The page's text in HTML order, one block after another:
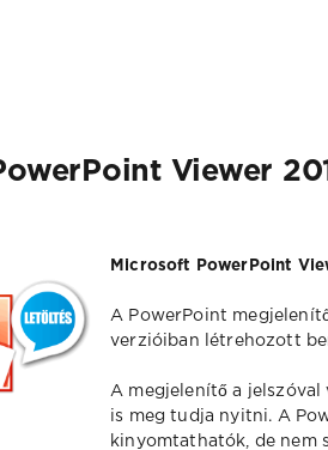
Viewer
Microsoft PowerPoint
A PowerPoint
verzióiban létrehozott
A megjelenítő a
is meg tudja nyitni. A
kinyomtathatók, de nem